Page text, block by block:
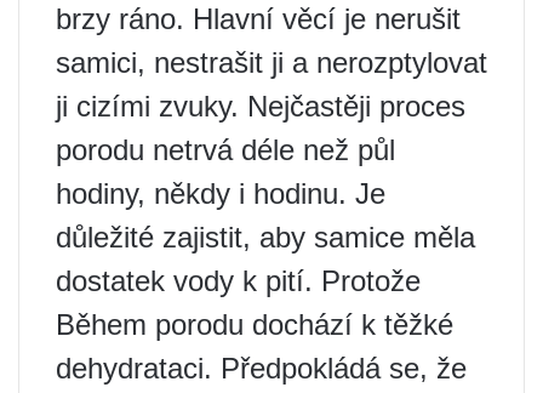
brzy ráno. Hlavní věcí je nerušit
samici, nestrašit ji a nerozptylovat
ji cizími zvuky. Nejčastěji proces
porodu netrvá déle než půl
hodiny, někdy i hodinu. Je
důležité zajistit, aby samice měla
dostatek vody k pití. Protože
Během porodu dochází k těžké
dehydrataci. Předpokládá se, že